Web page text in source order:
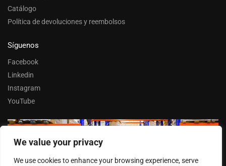
We value your privacy
We use cookies to enhance your browsing experience, serve
Catálogo
Política de devoluciones y reembolsos
Síguenos
Facebook
Linkedin
Instagram
YouTube
Trabaja con nosotros